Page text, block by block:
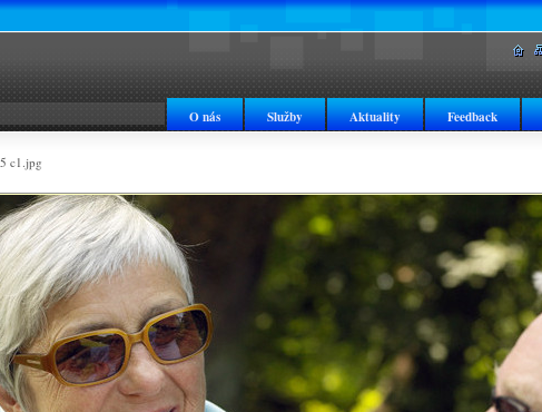
O nás Služby Aktuality Feedback
c1.jpg